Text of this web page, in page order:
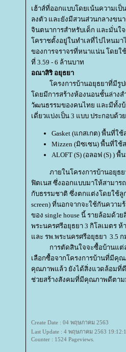
เฮ้าส์ที่ออกแบบโดยเน้นความเ
ลงตัว และยังมีสวนส่วนกลางขน
จินตนาการสำหรับเด็ก และมั่นใ
คราชตั้งอยู่ในทำเลที่ไปไหนมา
ของการจราจรที่หนาแน่น โดยใ
ที่ 3.59 - 6 ล้านบาท
อณาสิริ อยุธยา
ครงการบ้านอยุธยาที่มีรูปแ
ดยมีการสร้างห้องนอนชั้นล่างส
วัฒนธรรมของคนไทย และมีทั้ง
เดี่ยวแบ่งเป็น 3 แบบ ประกอบด้ว
Gasket (แกสเกต) พื้นที่ใ
Mizzen (มิซเซน) พื้นที่ใช้
ALOFT (S) (อลอฟ (S) )
ภายในโครงการบ้านอยุธยา
ฟิตเนส ซึ่งออกแบบมาให้สามาร
กับธรรมชาติ ซึ่งตกแต่งโดยใช้ลูก
screen) ที่นอกจากจะใช้กันควา
ของ single house นี้ รายล้อมด้
พระนครศรีอยุธยา 3 กิโลเมตร
ละ รพ.พระนครศรีอยุธยา 3.5 ก
การตัดสินใจจะซื้อบ้านแต่ละ
เลือกซื้อจากโครงการบ้านที่มีคุ
คุณภาพแล้ว ยังได้สิ่งแวดล้อมที่
ช่วยสร้างสังคมที่มีคุณภาพดีตาม
Create Date : 04 พฤษภาคม 2563
Last Update : 4 พฤษภาคม 2563
Counter : 1524 Pageviews.